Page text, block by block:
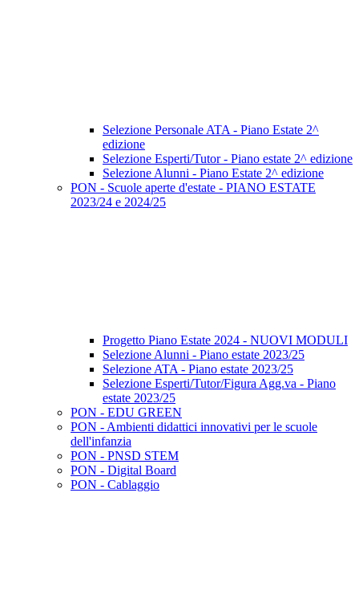
Selezione Personale ATA - Piano Estate 2^
edizione
Selezione Esperti/Tutor - Piano estate 2^ edizione
Selezione Alunni - Piano Estate 2^ edizione
PON - Scuole aperte d'estate - PIANO ESTATE
2023/24 e 2024/25
Progetto Piano Estate 2024 - NUOVI MODULI
Selezione Alunni - Piano estate 2023/25
Selezione ATA - Piano estate 2023/25
Selezione Esperti/Tutor/Figura Agg.va - Piano
estate 2023/25
PON - EDU GREEN
PON - Ambienti didattici innovativi per le scuole
dell'infanzia
PON - PNSD STEM
PON - Digital Board
PON - Cablaggio